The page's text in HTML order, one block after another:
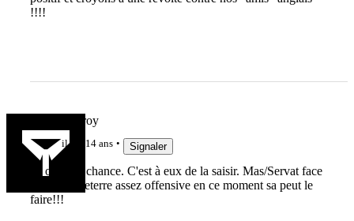
!!!!
jonathan.broy
il y a 14 ans Signaler
Ils ont leur chance. C'est à eux de la saisir. Mas/Servat face
a une Angleterre assez offensive en ce moment sa peut le
faire!!!